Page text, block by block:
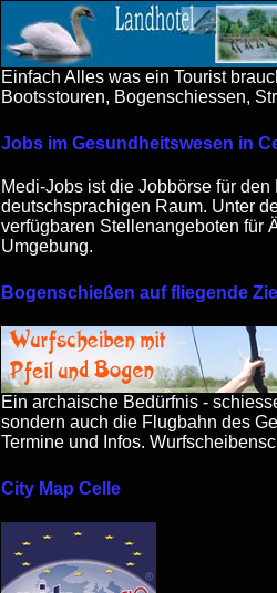
Einfach Alles was ein Tourist
Bootsstouren, Bogenschiessen,
Jobs im Gesundheitswesen in
Medi-Jobs ist die Jobbörse für
deutschsprachigen Raum. Unter
verfügbaren Stellenangeboten für
Umgebung.
Bogenschießen auf fliegende
Ein archaische Bedürfnis -
sondern auch die Flugbahn des
Termine und Infos.
City Map Celle